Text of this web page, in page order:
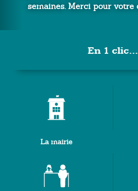
votre compréhension.
En 1 clic...
La mairie